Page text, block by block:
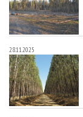
28.11.2025